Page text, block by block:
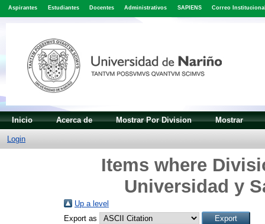
Aspirantes Estudiantes Docentes Administrativos SAPIENS Correo
Inicio Acerca de Mostrar Por Division Mostrar
Login
Items where
Universidad y
Up a level
Export as